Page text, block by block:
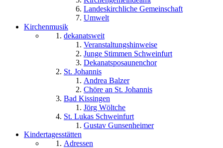
Landeskirchliche Gemeinschaft
Umwelt
Kirchenmusik
dekanatsweit
Veranstaltungshinweise
Junge Stimmen Schweinfurt
Dekanatsposaunenchor
St. Johannis
Andrea Balzer
Chöre an St. Johannis
Bad Kissingen
Jörg Wöltche
St. Lukas Schweinfurt
Gustav Gunsenheimer
Kindertagesstätten
Adressen